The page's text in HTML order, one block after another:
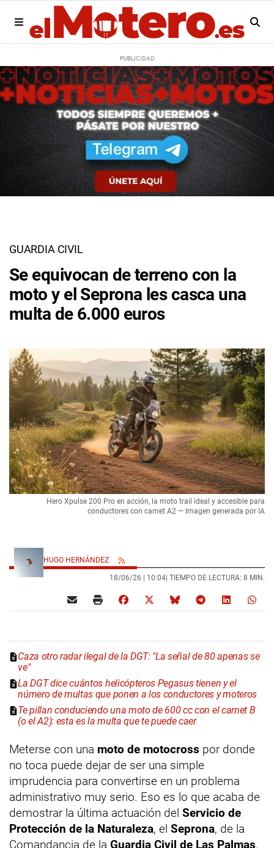
GUARDIA CIVIL
Se equivocan de terreno con la
moto y el Seprona les casca una
multa de 6.000 euros
Hero Xpulse 200 Pro en acción, la moto trail ideal y accesible para
conductores con carnet A2 — Imagen generada por IA
HUGO HERNÁNDEZ
18/06/26 | 10:04 | TIEMPO DE LECTURA: 8 MIN.
Caza otro radar ilegal de la DGT: "La señal de 80 apenas se
ve"
La DGT dice cuántos helicópteros Pegasus tienen y el
número de multas que ponen a los conductores y moteros
Te pillan conduciendo una moto de 600 cc con el carnet B
(o el A2): esta es la multa que te puede caer
Meterse con una moto de motocross por donde
no toca puede dejar de ser una simple
imprudencia para convertirse en un problema
administrativo muy serio. Eso es lo que acaba de
demostrar la última actuación del Servicio de
Protección de la Naturaleza, el Seprona, de la
Comandancia de la Guardia Civil de Las Palmas,